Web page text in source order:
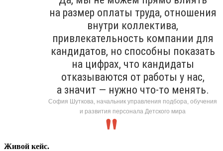
на размер оплаты труда, отношения
внутри коллектива,
привлекательность компании для
кандидатов, но способны показать
на цифрах, что кандидаты
отказываются от работы у нас,
а значит — нужно что-то менять.
София Шуткова, начальник управления подбора, обучения
и развития персонала Детского мира
Живой кейс.